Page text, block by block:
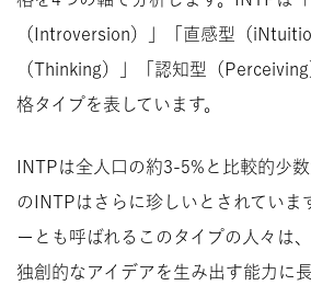
（Introversion）」「直感型（
（Thinking）」「認知型（
格タイプを表しています。
INTPは全人口の約3-5%と比較的少
のINTPはさらに珍しいとされていま
ーとも呼ばれるこのタイプの人々は
独創的なアイデアを生み出す能力に長